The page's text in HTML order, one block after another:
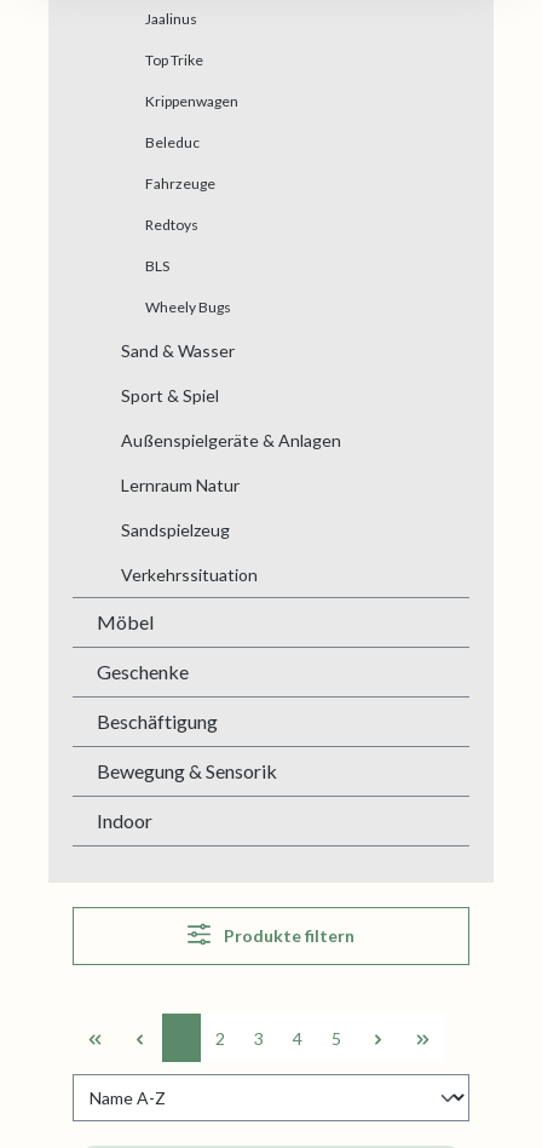
Jaalinus
Top Trike
Krippenwagen
Beleduc
Fahrzeuge
Redtoys
BLS
Wheely Bugs
Sand & Wasser
Sport & Spiel
Außenspielgeräte & Anlagen
Lernraum Natur
Sandspielzeug
Verkehrssituation
Möbel
Geschenke
Beschäftigung
Bewegung & Sensorik
Indoor
Produkte filtern
2 3 4 5